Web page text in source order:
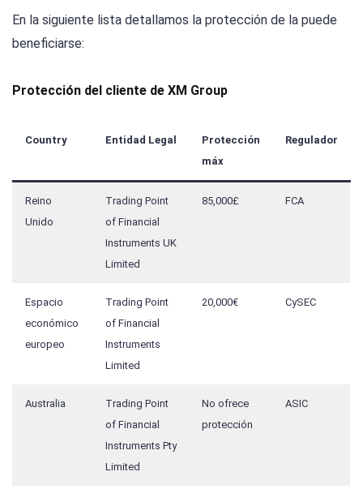
En la siguiente lista detallamos la protección de la puede
beneficiarse:
Protección del cliente de XM Group
Country Entidad Legal
Protección
máx
Regulador
Reino
Unido
Trading Point
of Financial
Instruments UK
Limited
85,000£ FCA
Espacio
económico
europeo
Trading Point
of Financial
Instruments
Limited
20,000€ CySEC
Australia
Trading Point
of Financial
Instruments Pty
Limited
No ofrece
protección
ASIC